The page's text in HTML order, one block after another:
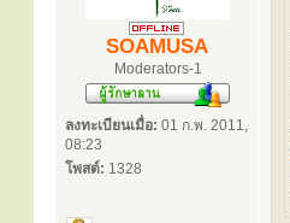
SOAMUSA
Moderators-1
ลงทะเบียนเมื่อ: 01 ก.พ. 2011,
08:23
โพสต์: 1328